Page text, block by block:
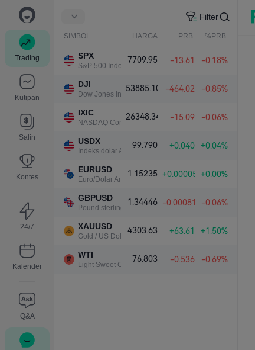
Trading
Kutipan
Salin
Kontes
24/7
Kalender
Q&A
Filter
SIMBOL HARGA PRB. %PRB.
SPX
S&P 500 Index
7709.95 -13.61 -0.18%
DJI
Dow Jones Industrial Average
53885.10 -464.02 -0.85%
IXIC
NASDAQ Composite Index
26348.34 -15.09 -0.06%
USDX
Indeks dolar AS
99.790 +0.040 +0.04%
EURUSD
Euro/Dolar Amerika
1.15235 +0.00005 +0.00%
GBPUSD
Pound sterling/Dolar Amerika
1.34446 -0.00081 -0.06%
XAUUSD
Gold / US Dollar
4303.63 +63.61 +1.50%
WTI
Light Sweet Crude Oil
76.803 -0.536 -0.69%